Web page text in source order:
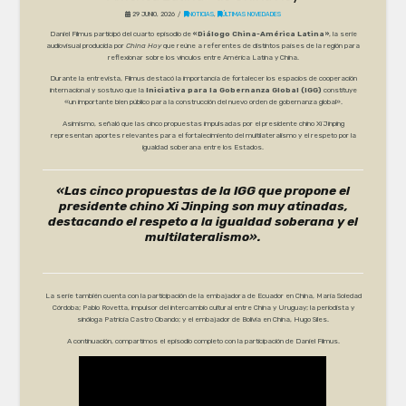
29 JUNIO, 2026 NOTICIAS, ÚLTIMAS NOVEDADES
Daniel Filmus participó del cuarto episodio de «Diálogo China-América Latina», la serie
audiovisual producida por China Hoyque reúne a referentes de distintos países de la región para
reflexionar sobre los vínculos entre América Latina y China.
Durante la entrevista, Filmus destacó la importancia de fortalecer los espacios de cooperación
internacional y sostuvo que la Iniciativa para la Gobernanza Global (IGG) constituye
«un importante bien público para la construcción del nuevo orden de gobernanza global».
Asimismo, señaló que las cinco propuestas impulsadas por el presidente chino Xi Jinping
representan aportes relevantes para el fortalecimiento del multilateralismo y el respeto por la
igualdad soberana entre los Estados.
«Las cinco propuestas de la IGG que propone el
presidente chino Xi Jinping son muy atinadas,
destacando el respeto a la igualdad soberana y el
multilateralismo».
La serie también cuenta con la participación de la embajadora de Ecuador en China, María Soledad
Córdoba; Pablo Rovetta, impulsor del intercambio cultural entre China y Uruguay; la periodista y
sinóloga Patricia Castro Obando; y el embajador de Bolivia en China, Hugo Siles.
A continuación, compartimos el episodio completo con la participación de Daniel Filmus.